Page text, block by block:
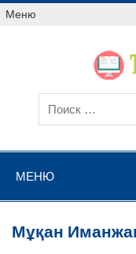
Меню
МЕНЮ
Мұқан